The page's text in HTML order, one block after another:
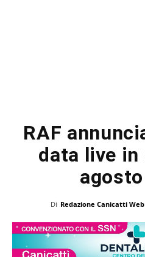
RAF
data live in
Di Redazione Canicatti